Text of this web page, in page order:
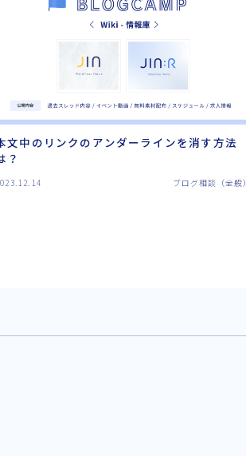
文中のリンクのアンダーラインを消す方法
？
ブログ相談（全般）